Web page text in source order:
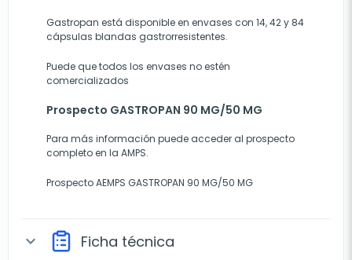
Gastropan está disponible en envases con 14, 42 y 84
cápsulas blandas gastrorresistentes.
Puede que todos los envases no estén
comercializados
Prospecto GASTROPAN 90 MG/50 MG
Para más información puede acceder al prospecto
completo en la AMPS.
Prospecto AEMPS GASTROPAN 90 MG/50 MG
expand_more Ficha técnica